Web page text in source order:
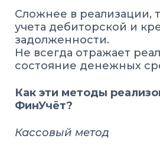
Сложнее в реализации,
учета дебиторской и
задолженности.
Не всегда отражает
состояние денежных
Как эти методы
ФинУчёт?
Кассовый метод